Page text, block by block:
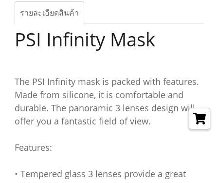
รายละเอียดสินค้า
PSI Infinity Mask
The PSI Infinity mask is packed with features.
Made from silicone, it is comfortable and
durable. The panoramic 3 lenses design will
offer you a fantastic field of view.
Features:
• Tempered glass 3 lenses provide a great